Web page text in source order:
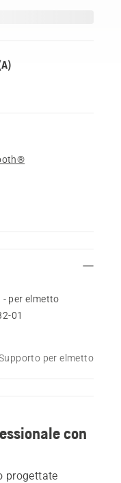
per elmetto
per elmetto
con
progettate